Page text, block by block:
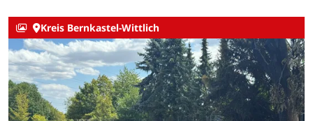
Kreis Bernkastel-Wittlich